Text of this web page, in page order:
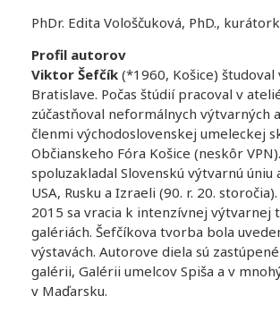
PhDr. Edita Vološčuková, PhD.,
Profil autorov
Viktor Šefčík (*1960, Košice) študoval
Bratislave. Počas štúdií pracoval v
zúčastňoval neformálnych výtvarných
členmi východoslovenskej umeleckej
Občianskeho Fóra Košice (neskôr
spoluzakladal Slovenskú výtvarnú
USA, Rusku a Izraeli (90. r. 20.
2015 sa vracia k intenzívnej výtvarnej
galériách. Šefčíkova tvorba bola
výstavách. Autorove diela sú
galérii, Galérii umelcov Spiša a v
v Maďarsku.